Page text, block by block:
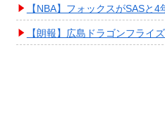
【NBA】フォックスがSASと4年2億2900万
【朗報】広島ドラゴンフライズ、ついにクリ